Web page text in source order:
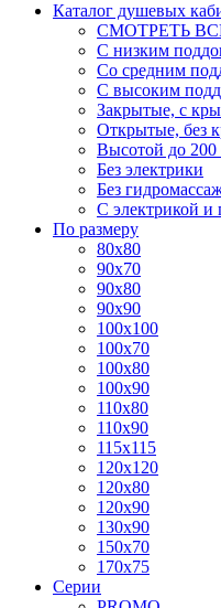
Каталог душевых
СМОТРЕТЬ
С низким
Со средним
С высоким
Закрытые, с
Открытые, без
Высотой до 200
Без электрики
Без
С электрикой и
По размеру
80x80
90x70
90x80
90x90
100x100
100x70
100x80
100x90
110x80
110x90
115x115
120x120
120x80
120x90
130x90
150x70
170x75
Серии